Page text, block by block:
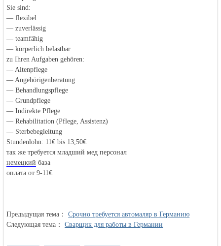
Германии -
MEINLAND.
Sie sind:
— flexibel
— zuverlässig
— teamfähig
— körperlich belastbar
zu Ihren Aufgaben gehören:
— Altenpflege
— Angehörigenberatung
— Behandlungspflege
— Grundpflege
— Indirekte Pflege
— Rehabilitation (Pflege, Assistenz)
— Sterbebegleitung
Stundenlohn: 11€ bis 13,50€
так же требуется младший мед персонал
немецкий база
оплата от 9-11€
Предыдущая тема：Срочно требуется автомаляр в Германию
Следующая тема：Сварщик для работы в Германии